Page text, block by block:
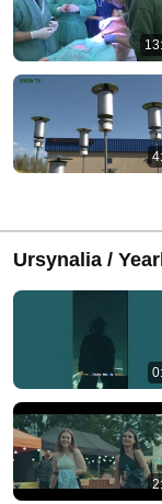
Ursynalia /